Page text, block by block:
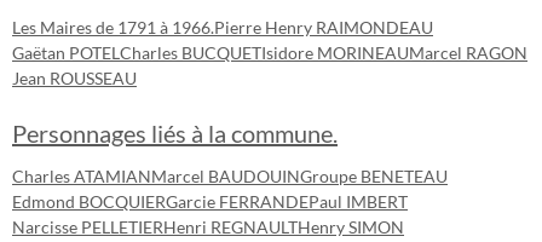
Les Maires de 1791 à 1966.Pierre Henry RAIMONDEAU
Gaëtan POTEL Charles BUCQUETIsidore MORINEAUMarcel RAGON
Jean ROUSSEAU
Personnages liés à la commune.
Charles ATAMIANMarcel BAUDOUINGroupe BENETEAU
Edmond BOCQUIERGarcie FERRANDEPaul IMBERT
Narcisse PELLETIERHenri REGNAULTHenry SIMON